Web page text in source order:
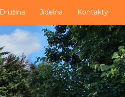
Družina Jídelna Kontakty